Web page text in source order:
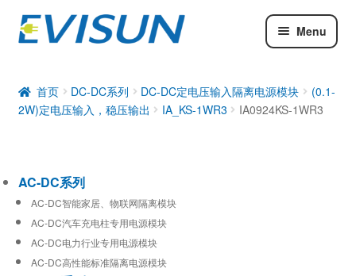
Menu
DC-DC系列
工业通信模块
首页 DC-DC系列 DC-DC定电压输入隔离电源模块
(0.1-
2W)定电压输入，稳压输出
IA_KS-1WR3 IA0924KS-1WR3
AC-DC系列
AC-DC智能家居、物联网隔离模块
AC-DC汽车充电柱专用电源模块
AC-DC电力行业专用电源模块
AC-DC高性能标准隔离电源模块